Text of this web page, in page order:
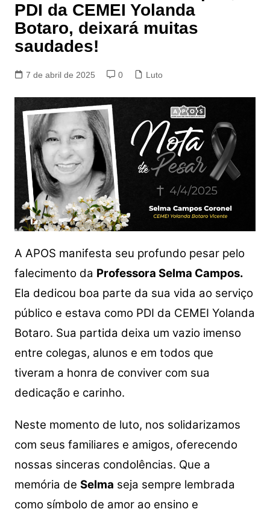
PDI da CEMEI Yolanda
Botaro, deixará muitas
saudades!
7 de abril de 2025 0 Luto
A APOS manifesta seu profundo pesar pelo
falecimento da Professora Selma Campos.
Ela dedicou boa parte da sua vida ao serviço
público e estava como PDI da CEMEI Yolanda
Botaro. Sua partida deixa um vazio imenso
entre colegas, alunos e em todos que
tiveram a honra de conviver com sua
dedicação e carinho.
Neste momento de luto, nos solidarizamos
com seus familiares e amigos, oferecendo
nossas sinceras condolências. Que a
memória de Selma seja sempre lembrada
como símbolo de amor ao ensino e